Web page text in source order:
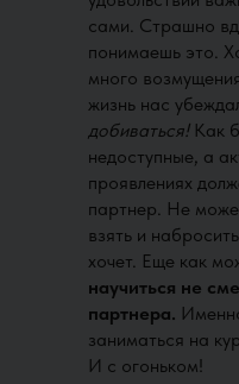
сами. Страшно
понимаешь это.
много
жизнь нас
добиваться!Как
недоступные, а
проявлениях
партнер. Не
взять и
хочет. Еще как
научиться не
партнера.
заниматься на
И с огоньком!